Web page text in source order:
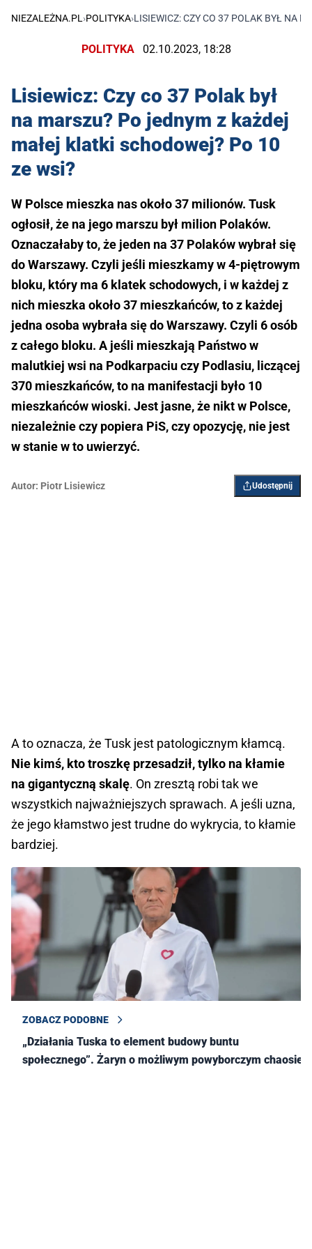
NIEZALEŻNA.PL ›POLITYKA›LISIEWICZ: CZY CO 37 POLAK BYŁ NA
POLITYKA 02.10.2023, 18:28
Lisiewicz: Czy co 37 Polak był
na marszu? Po jednym z każdej
małej klatki schodowej? Po 10
ze wsi?
W Polsce mieszka nas około 37 milionów. Tusk
ogłosił, że na jego marszu był milion Polaków.
Oznaczałaby to, że jeden na 37 Polaków wybrał się
do Warszawy. Czyli jeśli mieszkamy w 4-piętrowym
bloku, który ma 6 klatek schodowych, i w każdej z
nich mieszka około 37 mieszkańców, to z każdej
jedna osoba wybrała się do Warszawy. Czyli 6 osób
z całego bloku. A jeśli mieszkają Państwo w
malutkiej wsi na Podkarpaciu czy Podlasiu, liczącej
370 mieszkańców, to na manifestacji było 10
mieszkańców wioski. Jest jasne, że nikt w Polsce,
niezależnie czy popiera PiS, czy opozycję, nie jest
w stanie w to uwierzyć.
Autor: Piotr Lisiewicz Udostępnij
A to oznacza, że Tusk jest patologicznym kłamcą.
Nie kimś, kto troszkę przesadził, tylko na kłamie
na gigantyczną skalę. On zresztą robi tak we
wszystkich najważniejszych sprawach. A jeśli uzna,
że jego kłamstwo jest trudne do wykrycia, to kłamie
bardziej.
ZOBACZ PODOBNE
„Działania Tuska to element budowy buntu
społecznego”. Żaryn o możliwym powyborczym chaosie